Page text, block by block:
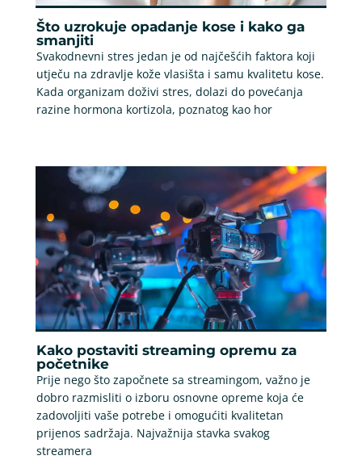
Što uzrokuje opadanje kose i kako ga
smanjiti
Svakodnevni stres jedan je od najčešćih faktora koji
utječu na zdravlje kože vlasišta i samu kvalitetu kose.
Kada organizam doživi stres, dolazi do povećanja
razine hormona kortizola, poznatog kao hor
Kako postaviti streaming opremu za
početnike
Prije nego što započnete sa streamingom, važno je
dobro razmisliti o izboru osnovne opreme koja će
zadovoljiti vaše potrebe i omogućiti kvalitetan
prijenos sadržaja. Najvažnija stavka svakog
streamera